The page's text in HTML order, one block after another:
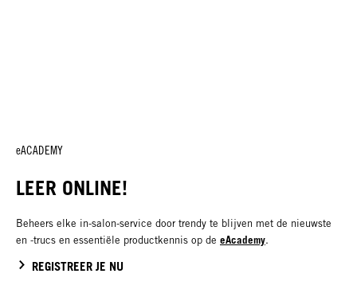
eACADEMY
LEER ONLINE!
Beheers elke in-salon-service door trendy te blijven met de nieuwste
en -trucs en essentiële productkennis op de eAcademy.
REGISTREER JE NU